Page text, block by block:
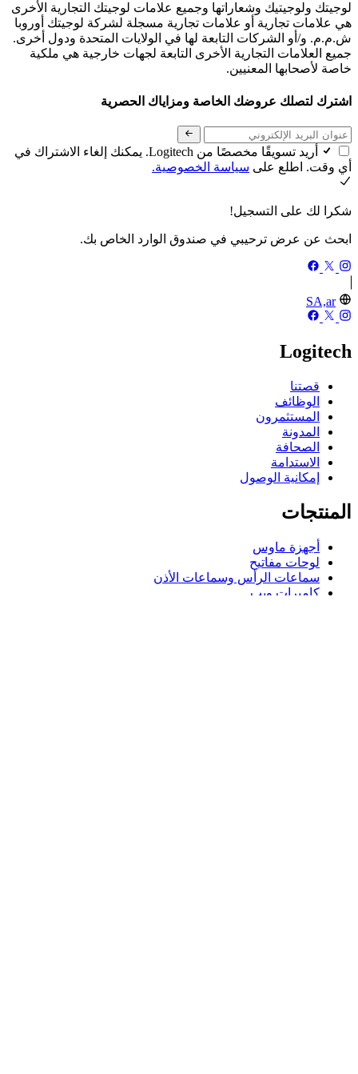
لوجيتك ولوجيتيك وشعاراتها وجميع علامات لوجيتك التجارية الأخرى
هي علامات تجارية أو علامات تجارية مسجلة لشركة لوجيتك أوروبا
ش.م.م. و/أو الشركات التابعة لها في الولايات المتحدة ودول أخرى.
جميع العلامات التجارية الأخرى التابعة لجهات خارجية هي ملكية
خاصة لأصحابها المعنيين.
اشترك لتصلك عروضك الخاصة ومزاياك الحصرية
أريد تسويقًا مخصصًا من Logitech. يمكنك إلغاء الاشتراك في
أي وقت. اطلع على سياسة الخصوصية.
شكرا لك على التسجيل!
ابحث عن عرض ترحيبي في صندوق الوارد الخاص بك.
SA,ar
Logitech
قصتنا
الوظائف
المستثمرون
المدونة
الصحافة
الاستدامة
إمكانية الوصول
المنتجات
أجهزة ماوس
لوحات مفاتيح
سماعات الرأس وسماعات الأذن
كاميرات ويب